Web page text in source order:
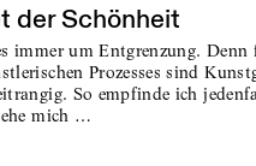
der Schönheit
immer um Entgrenzung. Denn
Prozesses sind
So empfinde ich
mich …